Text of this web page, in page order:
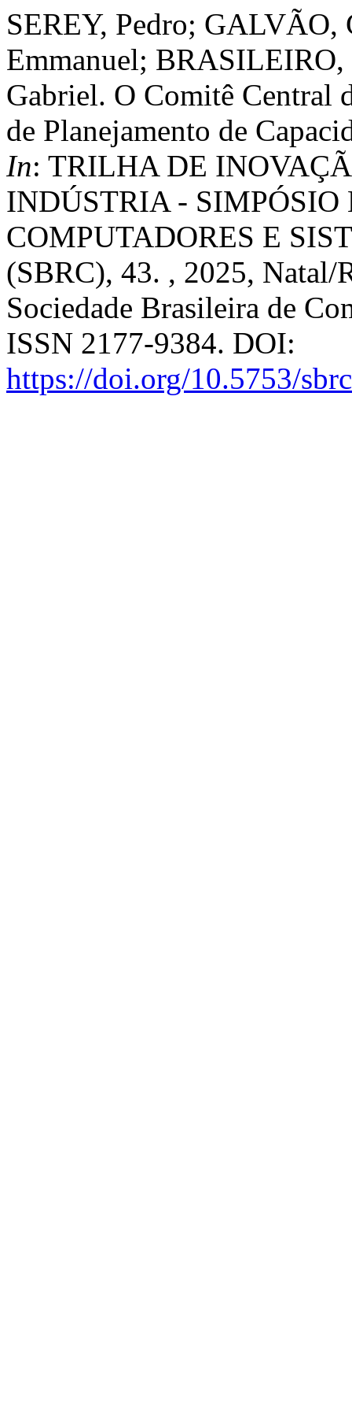
SEREY, Pedro;
Emmanuel;
Gabriel. O Comitê Central
de Planejamento de
In: TRILHA DE
INDÚSTRIA -
COMPUTADORES E
(SBRC), 43. , 2025,
Sociedade Brasileira de
ISSN 2177-9384. DOI:
https://doi.org/10.5753/